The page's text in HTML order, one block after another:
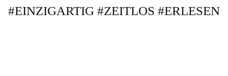
#EINZIGARTIG #ZEITLOS #ERLESEN